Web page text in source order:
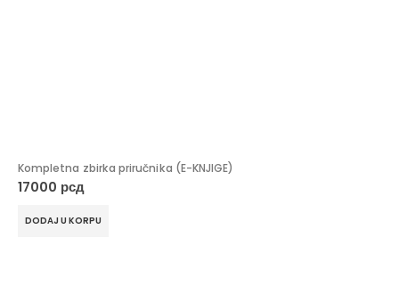
Kompletna zbirka priručnika (E-KNJIGE)
17000 рсд
DODAJ U KORPU